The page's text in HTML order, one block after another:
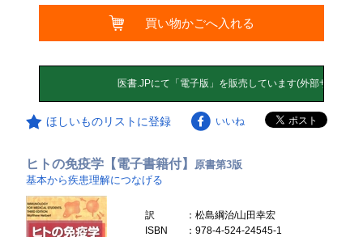
買い物かごへ入れる
ほしいものリストに登録 いいね
ヒトの免疫学【電子書籍付】
原書第3版
基本から疾患理解につなげる
訳
：松島綱治/山田幸宏
ISBN
：978-4-524-24545-1